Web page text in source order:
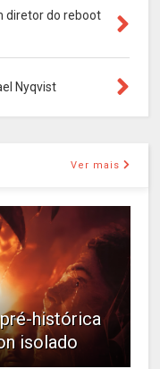
diretor do reboot
Nyqvist
Ver mais
histórica
isolado